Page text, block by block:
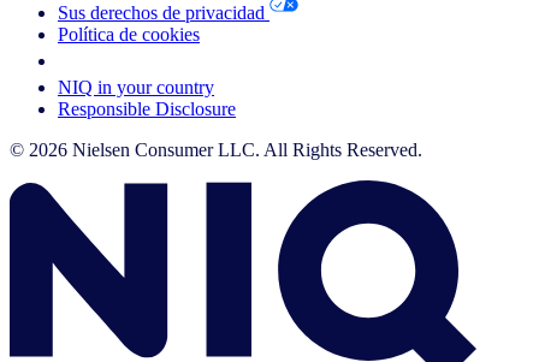
Sus derechos de privacidad
Política de cookies
NIQ in your country
Responsible Disclosure
© 2026 Nielsen Consumer LLC. All Rights Reserved.